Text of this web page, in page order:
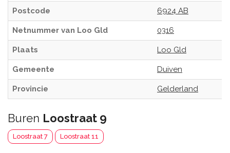
Postcode 6924 AB
Netnummer van Loo Gld 0316
Plaats Loo Gld
Gemeente Duiven
Provincie Gelderland
Buren Loostraat 9
Loostraat 7 Loostraat 11